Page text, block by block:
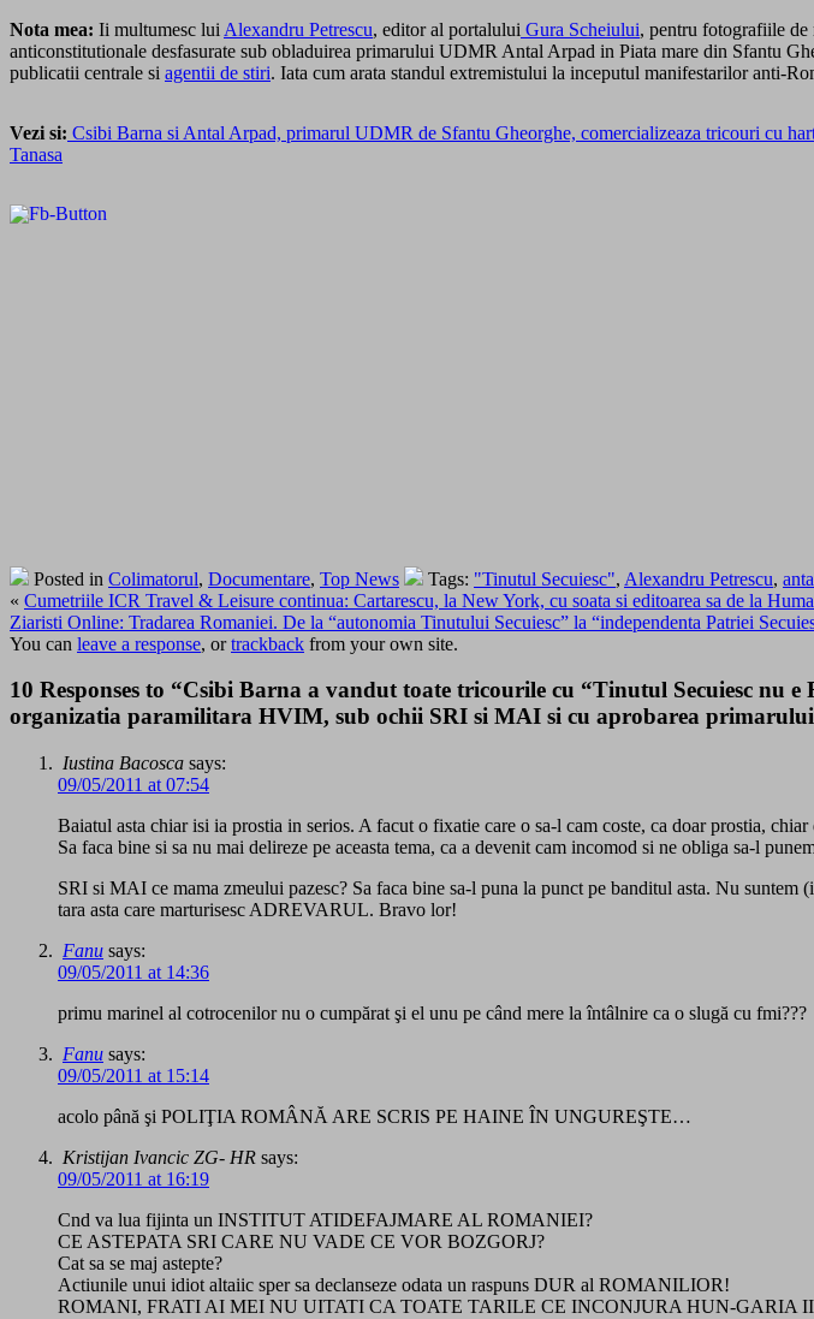
Nota mea: Ii multumesc lui Alexandru Petrescu, editor al portalului Gura Scheiului, pentru fotografiile
anticonstitutionale desfasurate sub obladuirea primarului UDMR Antal Arpad in Piata mare din Sfantu
publicatii centrale si agentii de stiri. Iata cum arata standul extremistului la inceputul manifestarilor anti-
Vezi si: Csibi Barna si Antal Arpad, primarul UDMR de Sfantu Gheorghe, comercializeaza tricouri cu
Tanasa
Posted in Colimatorul, Documentare, Top News Tags: "Tinutul Secuiesc", Alexandru Petrescu,
« Cumetriile ICR Travel & Leisure continua: Cartarescu, la New York, cu soata si editoarea sa de la
Ziaristi Online: Tradarea Romaniei. De la “autonomia Tinutului Secuiesc” la “independenta Patriei
You can leave a response, ortrackback from your own site.
10 Responses to “Csibi Barna a vandut toate tricourile cu “Tinutul Secuiesc nu
organizatia paramilitara HVIM, sub ochii SRI si MAI si cu aprobarea
Iustina Bacosca says:
09/05/2011 at 07:54
Baiatul asta chiar isi ia prostia in serios. A facut o fixatie care o sa-l cam coste, ca doar prostia,
Sa faca bine si sa nu mai delireze pe aceasta tema, ca a devenit cam incomod si ne obliga sa-l
SRI si MAI ce mama zmeului pazesc? Sa faca bine sa-l puna la punct pe banditul asta. Nu
tara asta care marturisesc ADREVARUL. Bravo lor!
Fanu says:
09/05/2011 at 14:36
primu marinel al cotrocenilor nu o cumpărat şi el unu pe când mere la întâlnire ca o slugă cu fmi???
Fanu says:
09/05/2011 at 15:14
acolo până şi POLIŢIA ROMÂNĂ ARE SCRIS PE HAINE ÎN UNGUREŞTE…
Kristijan Ivancic ZG- HR says:
09/05/2011 at 16:19
Cnd va lua fijinta un INSTITUT ATIDEFAJMARE AL ROMANIEI?
CE ASTEPATA SRI CARE NU VADE CE VOR BOZGORJ?
Cat sa se maj astepte?
Actiunile unui idiot altaiic sper sa declanseze odata un raspuns DUR al ROMANILIOR!
ROMANI, FRATI AI MEI NU UITATI CA TOATE TARILE CE INCONJURA HUN-GARIA